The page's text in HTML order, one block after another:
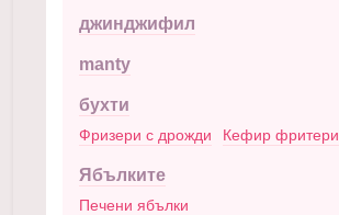
джинджифил
manty
бухти
Фризери с дрожди Кефир фритери
Ябълките
Печени ябълки